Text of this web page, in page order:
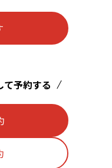
て予約する